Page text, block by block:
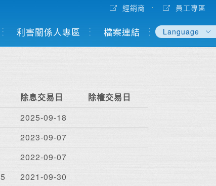
Language
English
利害關係人專區 檔案連結
經銷商 員工專區
除息交易日
除權交易日
2025-09-18
2023-09-07
2022-09-07
2021-09-30